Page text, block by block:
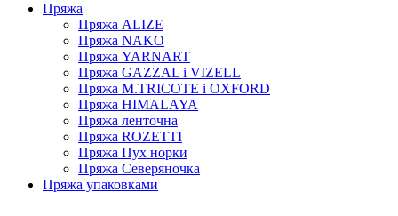
Пряжа
Пряжа ALIZE
Пряжа NAKO
Пряжа YARNART
Пряжа GAZZAL і VIZELL
Пряжа M.TRICOTE і OXFORD
Пряжа HIMALAYA
Пряжа ленточна
Пряжа ROZETTI
Пряжа Пух норки
Пряжа Северяночка
Пряжа упаковками